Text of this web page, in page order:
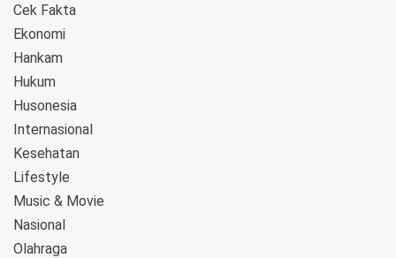
Cek Fakta
Ekonomi
Hankam
Hukum
Husonesia
Internasional
Kesehatan
Lifestyle
Music & Movie
Nasional
Olahraga